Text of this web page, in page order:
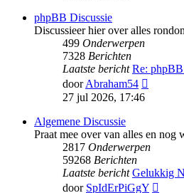
phpBB Discussie
Discussieer hier over alles
499 Onderwerpen
7328 Berichten
Laatste bericht Re:
doorAbraham54
27 jul 2026, 17:46
Algemene Discussie
Praat mee over van alles en nog
2817 Onderwerpen
59268 Berichten
Laatste bericht Gelukkig
door SpIdErPiGgY